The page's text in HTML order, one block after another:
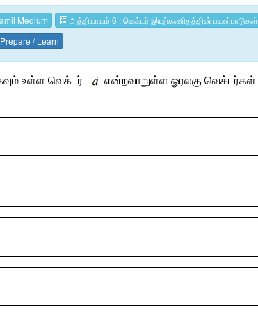
Medium
அத்தியாயம் 6 : வெக்டர் இயற்கணிதத்தின் பயன்பாடுகள்
Prepare / Learn
உள்ள வெக்டர் என்றவாறுள்ள ஓரலகு வெக்டர்கள்